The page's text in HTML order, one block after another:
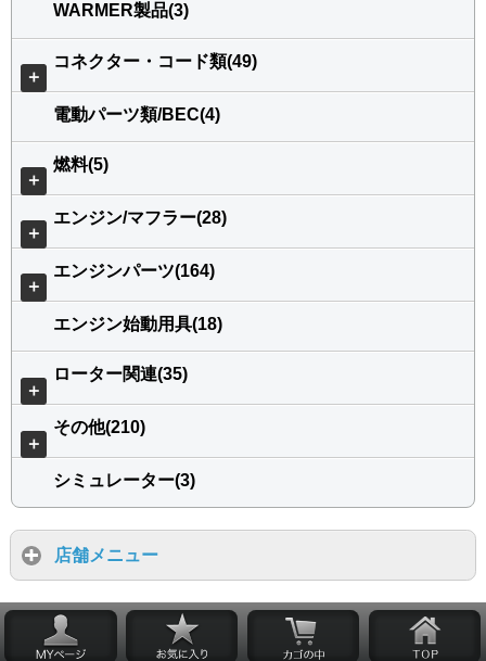
WARMER製品(3)
＋
コネクター・コード類(49)
電動パーツ類/BEC(4)
＋
燃料(5)
＋
エンジン/マフラー(28)
＋
エンジンパーツ(164)
エンジン始動用具(18)
＋
ローター関連(35)
＋
その他(210)
シミュレーター(3)
店舗メニュー